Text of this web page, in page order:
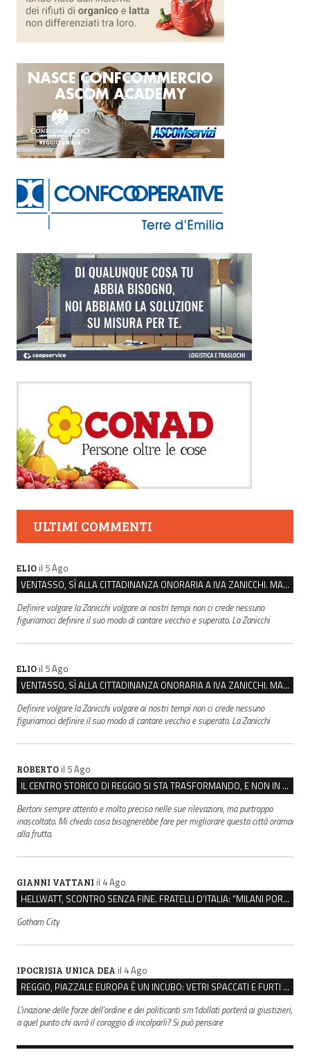
ULTIMI COMMENTI
ELIO il 5 Ago
VENTASSO, SÌ ALLA CITTADINANZA ONORARIA A IVA ZANICCHI. MA BARGIACCHI: “È DI PESSIMO GUSTO”
Definire volgare la Zanicchi volgare ai nostri tempi non ci crede nessuno
figuriamoci definire il suo modo di cantare vecchio e superato. La Zanicchi
ELIO il 5 Ago
VENTASSO, SÌ ALLA CITTADINANZA ONORARIA A IVA ZANICCHI. MA BARGIACCHI: “È DI PESSIMO GUSTO”
Definire volgare la Zanicchi volgare ai nostri tempi non ci crede nessuno
figuriamoci definire il suo modo di cantare vecchio e superato. La Zanicchi
ROBERTO il 5 Ago
IL CENTRO STORICO DI REGGIO SI STA TRASFORMANDO, E NON IN MEGLIO
Bertoni sempre attento e molto preciso nelle sue rilevazioni, ma purtroppo
inascoltato. Mi chiedo cosa bisognerebbe fare per migliorare questa città oramai
alla frutta.
GIANNI VATTANI il 4 Ago
HELLWATT, SCONTRO SENZA FINE. FRATELLI D’ITALIA: “MILANI PORTA DOCUMENTI, DE FRANCO INSULTI”
Gotham City
IPOCRISIA UNICA DEA il 4 Ago
REGGIO, PIAZZALE EUROPA È UN INCUBO: VETRI SPACCATI E FURTI SULLE AUTO IN SOSTA
L'inazione delle forze dell'ordine e dei politicanti sm1dollati porterà ai giustizieri,
a quel punto chi avrà il coraggio di incolparli? Si può pensare